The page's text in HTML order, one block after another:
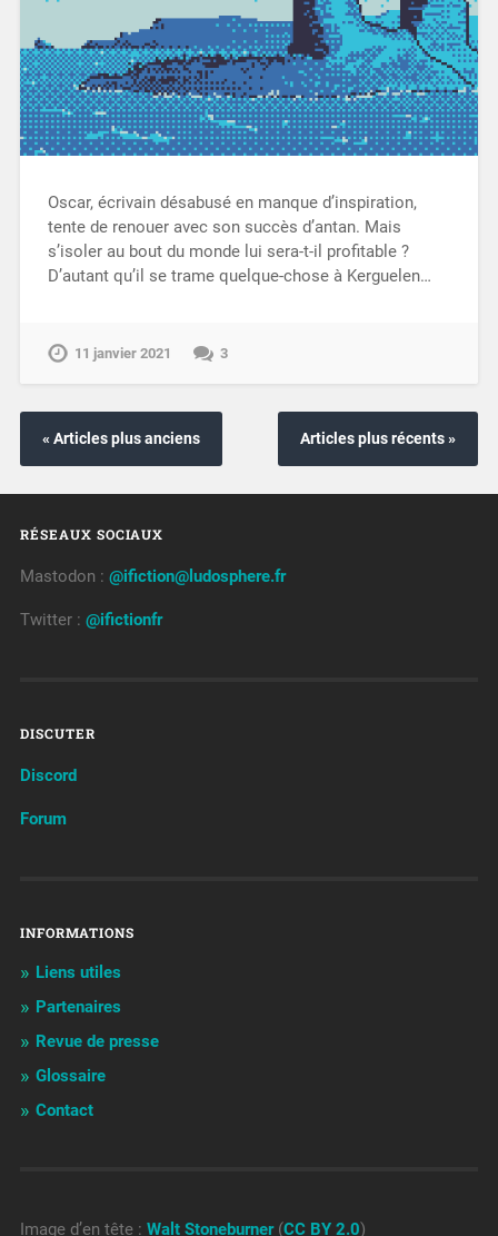
Oscar, écrivain désabusé en manque d’inspiration,
tente de renouer avec son succès d’antan. Mais
s’isoler au bout du monde lui sera-t-il profitable ?
D’autant qu’il se trame quelque-chose à Kerguelen…
11 janvier 2021 3
« Articles plus anciens Articles plus récents »
RÉSEAUX SOCIAUX
Mastodon : @ifiction@ludosphere.fr
Twitter : @ifictionfr
DISCUTER
Discord
Forum
INFORMATIONS
Liens utiles
Partenaires
Revue de presse
Glossaire
Contact
Image d’en tête : Walt Stoneburner(CC BY 2.0)